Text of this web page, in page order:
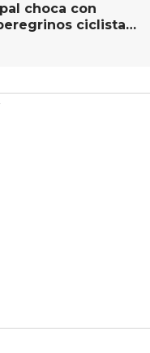
choca con
ciclistas
Querétaro